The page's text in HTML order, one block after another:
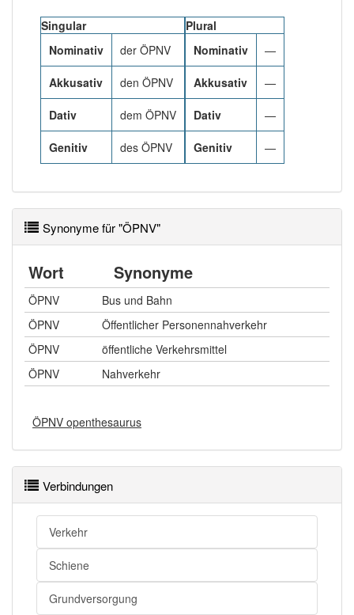
Singular
Nominativ
der ÖPNV
Akkusativ den ÖPNV
Dativ dem ÖPNV
Genitiv des ÖPNV
Plural
Nominativ
—
Akkusativ —
Dativ —
Genitiv —
Synonyme für "ÖPNV"
Wort Synonyme
ÖPNV
Bus und Bahn
ÖPNV
Öffentlicher Personennahverkehr
ÖPNV
öffentliche Verkehrsmittel
ÖPNV
Nahverkehr
ÖPNV openthesaurus
Verbindungen
Verkehr
Schiene
Grundversorgung